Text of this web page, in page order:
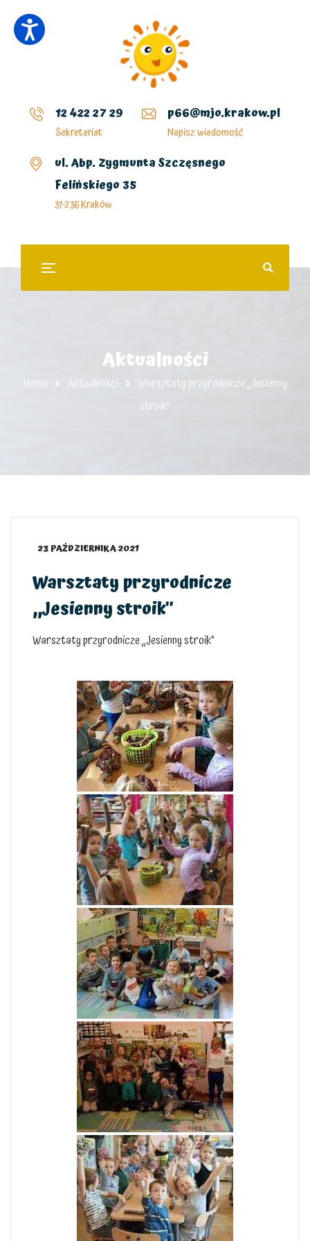
12 422 27 29
Sekretariat
p66@mjo.krakow.pl
Napisz wiadomość
ul. Abp. Zygmunta Szczęsnego
Felińskiego 35
31-236 Kraków
Aktualności
Home Aktualności
Warsztaty przyrodnicze ,,Jesienny
stroik”
23 PAŹDZIERNIKA 2021
Warsztaty przyrodnicze
,,Jesienny stroik”
Warsztaty przyrodnicze ,,Jesienny stroik”